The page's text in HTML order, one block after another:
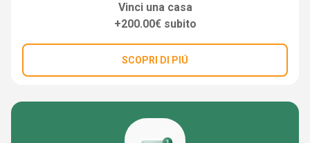
Vinci una casa
+200.00€ subito
SCOPRI DI PIÚ